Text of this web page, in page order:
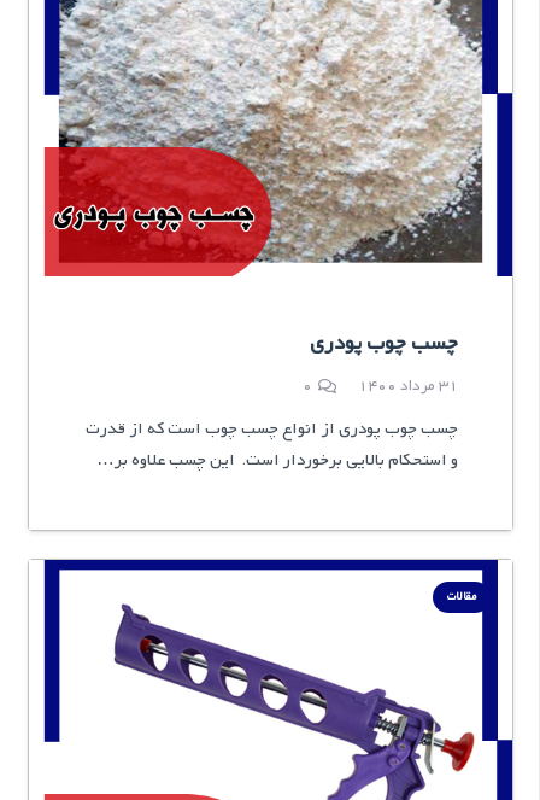
چسب چوب پودری
31 مرداد 1400 0
چسب چوب پودری از انواع چسب چوب است که از قدرت
و استحکام بالایی برخوردار است. این چسب علاوه بر…
مقالات